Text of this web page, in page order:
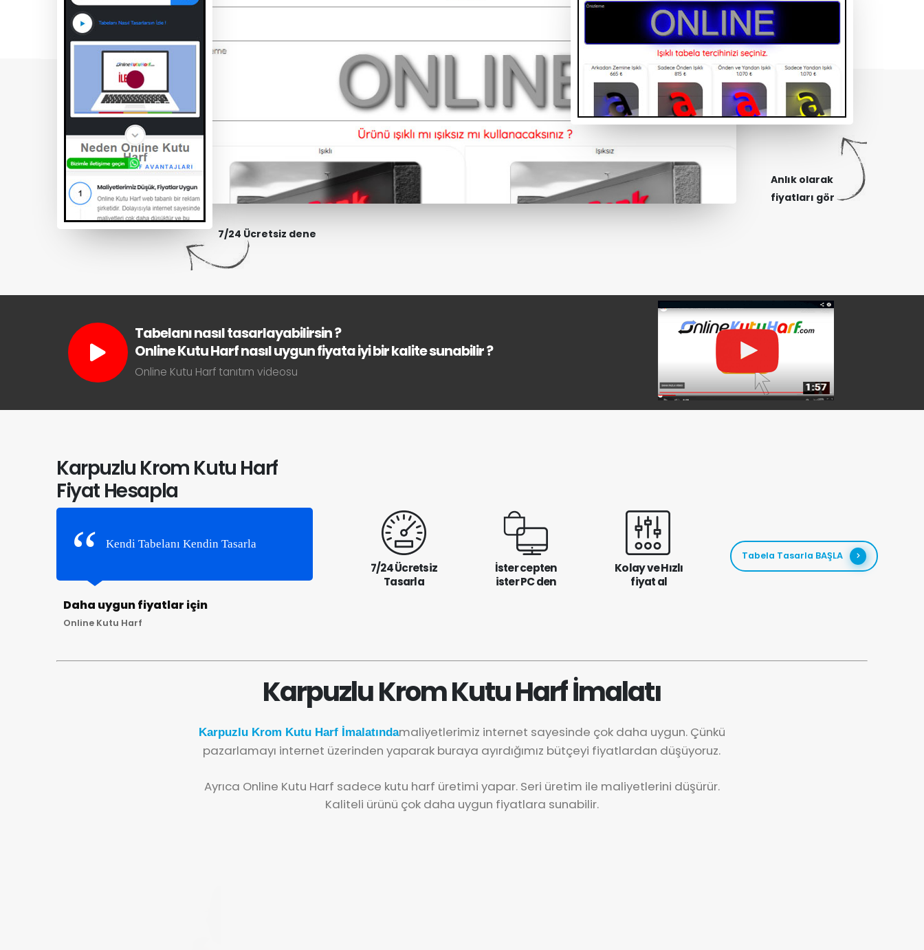
7/24 Ücretsiz dene
Anlık olarak
fiyatları gör
Tabelanı nasıl tasarlayabilirsin ?
Online Kutu Harf nasıl uygun fiyata iyi bir kalite sunabilir ?
Online Kutu Harf tanıtım videosu
Karpuzlu Krom Kutu Harf
Fiyat Hesapla
Kendi Tabelanı Kendin Tasarla
Daha uygun fiyatlar için
Online Kutu Harf
7/24 Ücretsiz
Tasarla
İster cepten
ister PC den
Kolay ve Hızlı
fiyat al
Tabela Tasarla BAŞLA
Karpuzlu Krom Kutu Harf İmalatı
Karpuzlu Krom Kutu Harf İmalatındamaliyetlerimiz internet sayesinde çok daha uygun. Çünkü
pazarlamayı internet üzerinden yaparak buraya ayırdığımız bütçeyi fiyatlardan düşüyoruz.
Ayrıca Online Kutu Harf sadece kutu harf üretimi yapar. Seri üretim ile maliyetlerini düşürür.
Kaliteli ürünü çok daha uygun fiyatlara sunabilir.